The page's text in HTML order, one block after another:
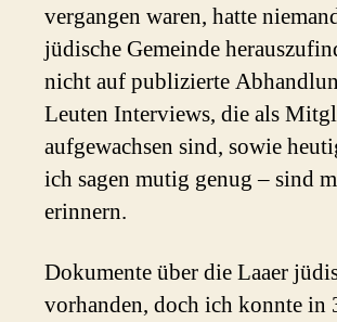
vergangen waren, hatte
jüdische Gemeinde
nicht auf publizierte
Leuten Interviews, die als
aufgewachsen sind, sowie
ich sagen mutig genug – sind
erinnern.
Dokumente über die Laaer
vorhanden, doch ich konnte in